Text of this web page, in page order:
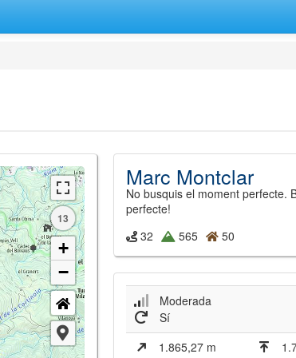
13
+
−
Marc Montclar
No busquis el moment perfecte.
perfecte!
32
565 50
Moderada
Sí
1.865,27 m